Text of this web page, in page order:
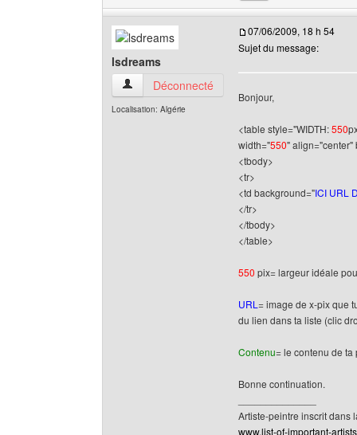
lsdreams
lsdreams Voir le profil de l'utilisateur
Déconnecté
Localisation: Algérie
07/06/2009, 18 h 54
Sujet du message:
Bonjour,
<table style="WIDTH:550
width="550" align="center"
<tbody>
<tr>
<td background="ICI URL
</tr>
</tbody>
</table>
550 pix= largeur idéale
URL = image de x-pix que
du lien dans ta liste (clic
Contenu= le contenu de ta
Bonne continuation.
Artiste-peintre inscrit dans
www.list-of-important-